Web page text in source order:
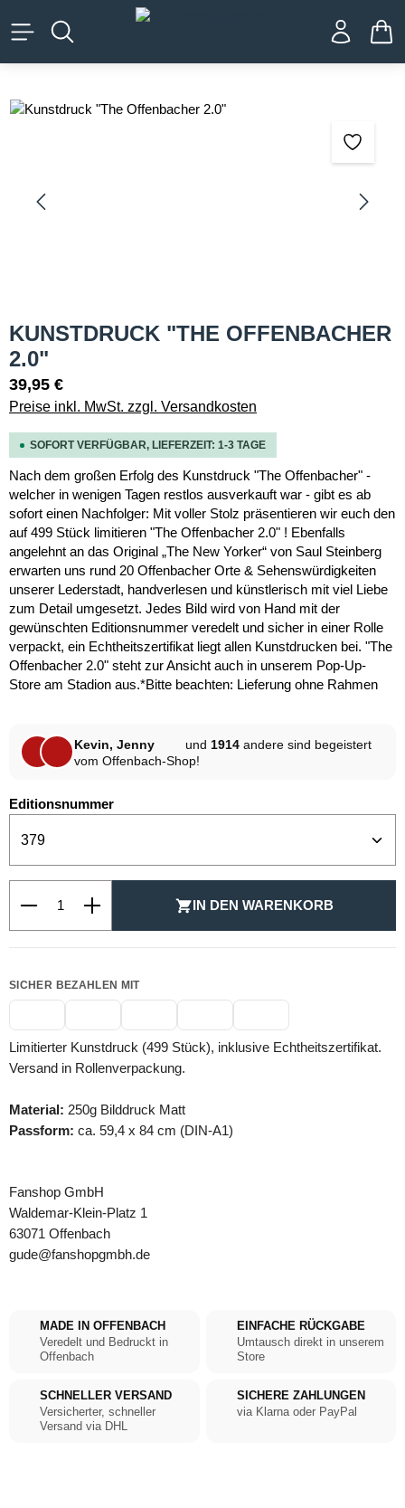
springen
Bildergalerie überspringen
KUNSTDRUCK "THE OFFENBACHER
2.0"
39,95 €
Preise inkl. MwSt. zzgl. Versandkosten
SOFORT VERFÜGBAR, LIEFERZEIT: 1-3 TAGE
Nach dem großen Erfolg des Kunstdruck "The Offenbacher" -
welcher in wenigen Tagen restlos ausverkauft war - gibt es ab
sofort einen Nachfolger: Mit voller Stolz präsentieren wir euch den
auf 499 Stück limitieren "The Offenbacher 2.0" ! Ebenfalls
angelehnt an das Original „The New Yorker“ von Saul Steinberg
erwarten uns rund 20 Offenbacher Orte & Sehenswürdigkeiten
unserer Lederstadt, handverlesen und künstlerisch mit viel Liebe
zum Detail umgesetzt. Jedes Bild wird von Hand mit der
gewünschten Editionsnummer veredelt und sicher in einer Rolle
verpackt, ein Echtheitszertifikat liegt allen Kunstdrucken bei. "The
Offenbacher 2.0" steht zur Ansicht auch in unserem Pop-Up-
Store am Stadion aus.*Bitte beachten: Lieferung ohne Rahmen
Kevin, Jenny und 1914 andere sind begeistert
vom Offenbach-Shop!
Editionsnummerauswählen
IN DEN WARENKORB
SICHER BEZAHLEN MIT
Limitierter Kunstdruck (499 Stück), inklusive Echtheitszertifikat.
Versand in Rollenverpackung.
Material: 250g Bilddruck Matt
Passform: ca. 59,4 x 84 cm (DIN-A1)
Fanshop GmbH
Waldemar-Klein-Platz 1
63071 Offenbach
gude@fanshopgmbh.de
MADE IN OFFENBACH
Veredelt und Bedruckt in
Offenbach
EINFACHE RÜCKGABE
Umtausch direkt in unserem
Store
SCHNELLER VERSAND
Versicherter, schneller
Versand via DHL
SICHERE ZAHLUNGEN
via Klarna oder PayPal